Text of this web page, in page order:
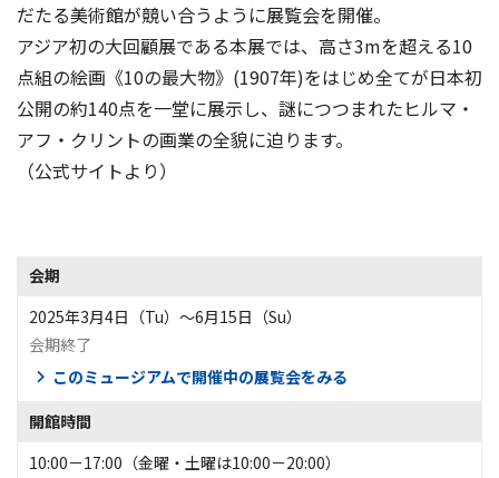
だたる美術館が競い合うように展覧会を開催。
アジア初の大回顧展である本展では、高さ3mを超える10
点組の絵画《10の最大物》(1907年)をはじめ全てが日本初
公開の約140点を一堂に展示し、謎につつまれたヒルマ・
アフ・クリントの画業の全貌に迫ります。
（公式サイトより）
会期
2025年3月4日（Tu）〜6月15日（Su）
会期終了
このミュージアムで開催中の展覧会をみる
開館時間
10:00－17:00（金曜・土曜は10:00－20:00）